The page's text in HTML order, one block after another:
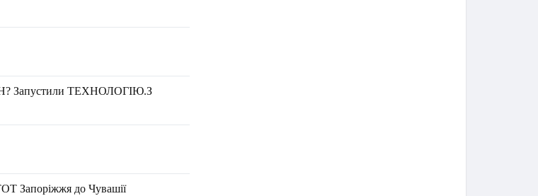
Запустили ТЕХНОЛОГІЮ.З
Запоріжжя до Чувашії